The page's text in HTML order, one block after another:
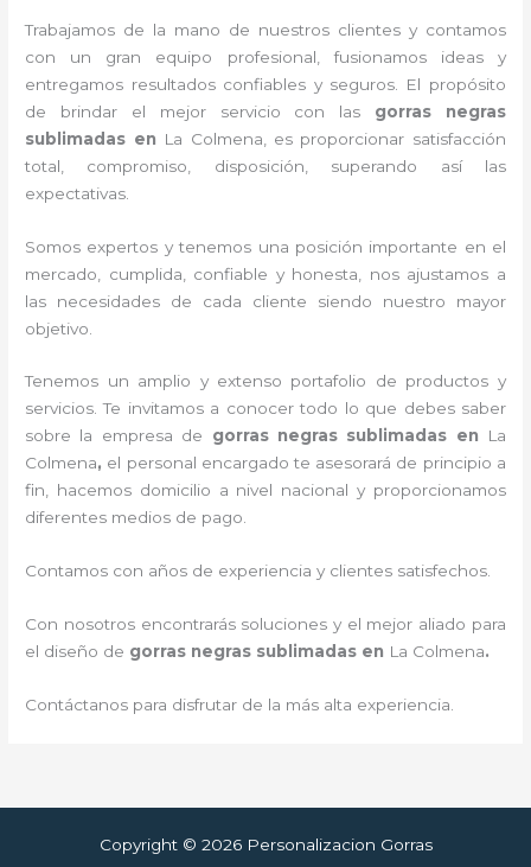
Trabajamos de la mano de nuestros clientes y contamos
con un gran equipo profesional, fusionamos ideas y
entregamos resultados confiables y seguros. El propósito
de brindar el mejor servicio con las gorras negras
sublimadas en La Colmena, es proporcionar satisfacción
total, compromiso, disposición, superando así las
expectativas.
Somos expertos y tenemos una posición importante en el
mercado, cumplida, confiable y honesta, nos ajustamos a
las necesidades de cada cliente siendo nuestro mayor
objetivo.
Tenemos un amplio y extenso portafolio de productos y
servicios. Te invitamos a conocer todo lo que debes saber
sobre la empresa de gorras negras sublimadas en
La
Colmena, el personal encargado te asesorará de principio a
fin, hacemos domicilio a nivel nacional y proporcionamos
diferentes medios de pago.
Contamos con años de experiencia y clientes satisfechos.
Con nosotros encontrarás soluciones y el mejor aliado para
el diseño de gorras negras sublimadas en La Colmena.
Contáctanos para disfrutar de la más alta experiencia.
Copyright © 2026 Personalizacion Gorras